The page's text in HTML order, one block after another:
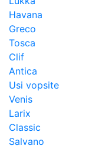
Havana
Greco
Tosca
Clif
Antica
Usi vopsite
Venis
Larix
Classic
Salvano